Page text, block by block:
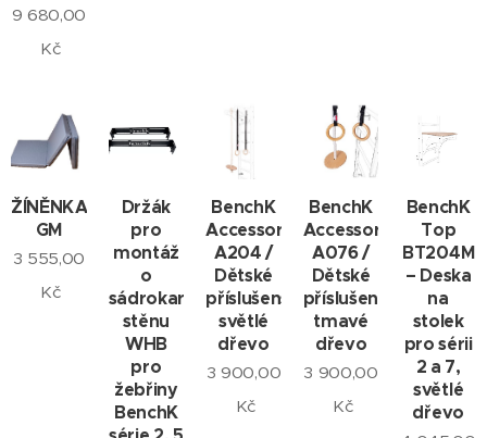
9 680,00
Kč
ŽÍNĚNKA
GM
3 555,00
Kč
Držák
pro
montáž
o
sádrokartonovou
stěnu
WHB
pro
žebřiny
BenchK
BenchK
Accessories
A204 /
Dětské
příslušenství,
světlé
dřevo
3 900,00
Kč
BenchK
Accessories
A076 /
Dětské
příslušenství,
tmavé
dřevo
3 900,00
Kč
BenchK
Top
BT204M
– Deska
na
stolek
pro sérii
2 a 7,
světlé
dřevo